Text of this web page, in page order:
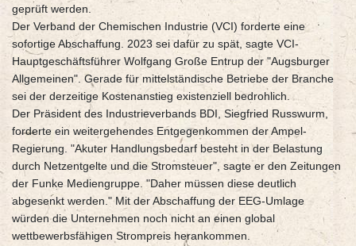
geprüft werden.
Der Verband der Chemischen Industrie (VCI) forderte eine
sofortige Abschaffung. 2023 sei dafür zu spät, sagte VCI-
Hauptgeschäftsführer Wolfgang Große Entrup der "Augsburger
Allgemeinen". Gerade für mittelständische Betriebe der Branche
sei der derzeitige Kostenanstieg existenziell bedrohlich.
Der Präsident des Industrieverbands BDI, Siegfried Russwurm,
forderte ein weitergehendes Entgegenkommen der Ampel-
Regierung. "Akuter Handlungsbedarf besteht in der Belastung
durch Netzentgelte und die Stromsteuer", sagte er den Zeitungen
der Funke Mediengruppe. "Daher müssen diese deutlich
abgesenkt werden." Mit der Abschaffung der EEG-Umlage
würden die Unternehmen noch nicht an einen global
wettbewerbsfähigen Strompreis herankommen.